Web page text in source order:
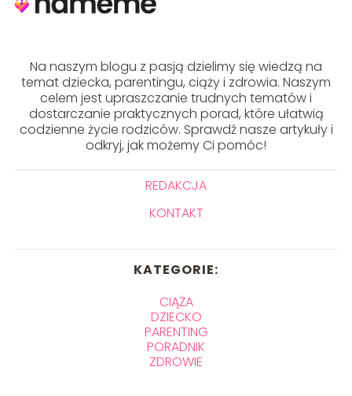
Na naszym blogu z pasją dzielimy się wiedzą na
temat dziecka, parentingu, ciąży i zdrowia. Naszym
celem jest upraszczanie trudnych tematów i
dostarczanie praktycznych porad, które ułatwią
codzienne życie rodziców. Sprawdź nasze artykuły i
odkryj, jak możemy Ci pomóc!
REDAKCJA
KONTAKT
KATEGORIE:
CIĄŻA
DZIECKO
PARENTING
PORADNIK
ZDROWIE